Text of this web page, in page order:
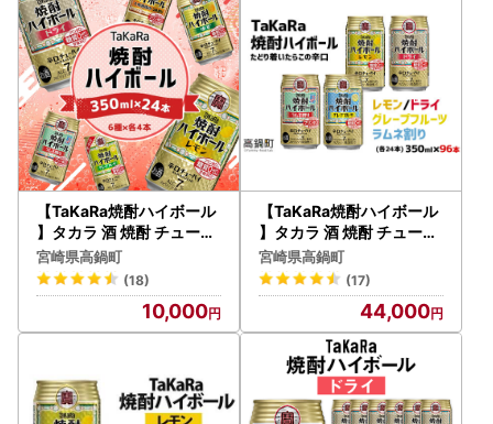
【TaKaRa焼酎ハイボール
】タカラ 酒 焼酎 チューハ
イ 辛口 国産 人気 飲み比べ
(6種×各4本)
宮崎県高鍋町
(18)
10,000
【TaKaRa焼酎ハイボール
】タカラ 酒 焼酎 チューハ
イ 辛口 国産 人気 飲み比べ
(4種×各24本）
宮崎県高鍋町
(17)
44,000